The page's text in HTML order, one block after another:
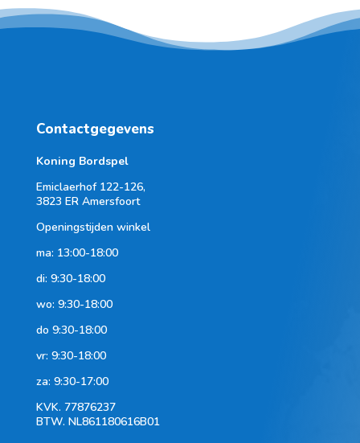
Contactgegevens
Koning Bordspel
Emiclaerhof 122-126,
3823 ER Amersfoort
Openingstijden winkel
ma: 13:00-18:00
di: 9:30-18:00
wo: 9:30-18:00
do 9:30-18:00
vr: 9:30-18:00
za: 9:30-17:00
KVK. 77876237
BTW. NL861180616B01